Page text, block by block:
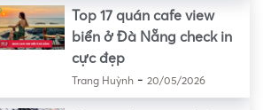
Top 17 quán cafe view
biển ở Đà Nẵng check in
cực đẹp
Trang Huỳnh- 20/05/2026